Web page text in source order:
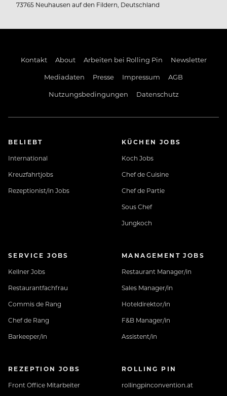
73765 Neuhausen auf den Fildern, Deutschland
Kontakt About Arbeiten bei Rolling Pin
Newsletter
Mediadaten
Presse Impressum
AGB
Nutzungsbedingungen
Datenschutz
BELIEBT
International
Kreuzfahrtjobs
Rezeptionist/in Jobs
KÜCHEN JOBS
Koch Jobs
Chef de Cuisine
Chef de Partie
Sous Chef
Jungkoch
SERVICE JOBS
Kellner Jobs
Restaurantfachfrau
Commis de Rang
Chef de Rang
Barkeeper/in
MANAGEMENT JOBS
Restaurant Manager/in
Sales Manager/in
Hoteldirektor/in
F&B Manager/in
Assistent/in
REZEPTION JOBS
Front Office Mitarbeiter
ROLLING PIN
rollingpinconvention.at